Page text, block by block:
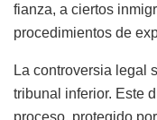
fianza, a ciertos
procedimientos de
La controversia legal
tribunal inferior. Este
proceso, protegido